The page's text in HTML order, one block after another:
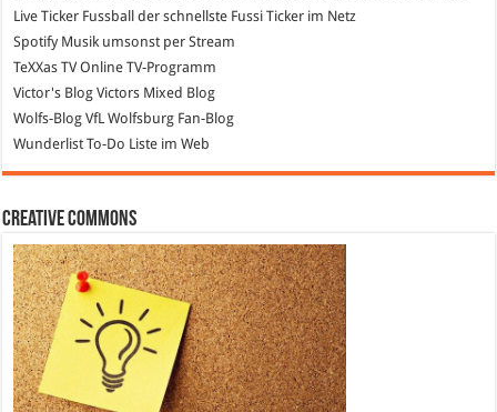
Live Ticker Fussball der schnellste Fussi Ticker im Netz
SpotifyMusik umsonst per Stream
TeXXas TVOnline TV-Programm
Victor's Blog Victors Mixed Blog
Wolfs-Blog VfL Wolfsburg Fan-Blog
Wunderlist To-Do Liste im Web
Creative Commons